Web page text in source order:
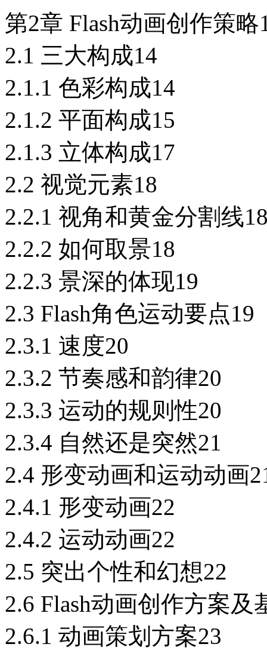
第2章 Flash动画创作策略
2.1 三大构成14
2.1.1 色彩构成14
2.1.2 平面构成15
2.1.3 立体构成17
2.2 视觉元素18
2.2.1 视角和黄金分割线
2.2.2 如何取景18
2.2.3 景深的体现19
2.3 Flash角色运动要点19
2.3.1 速度20
2.3.2 节奏感和韵律20
2.3.3 运动的规则性20
2.3.4 自然还是突然21
2.4 形变动画和运动动画
2.4.1 形变动画22
2.4.2 运动动画22
2.5 突出个性和幻想22
2.6 Flash动画创作方案及
2.6.1 动画策划方案23